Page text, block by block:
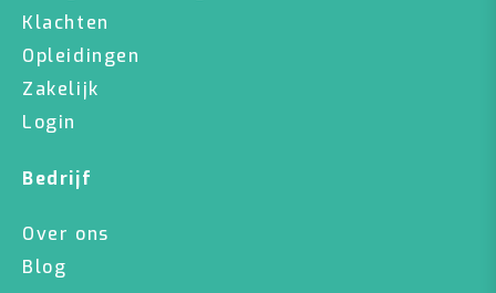
Klachten
Opleidingen
Zakelijk
Login
Bedrijf
Over ons
Blog